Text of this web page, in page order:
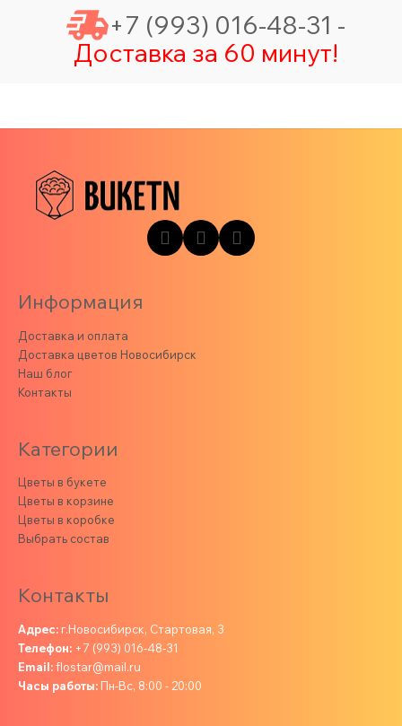
+7 (993) 016-48-31 -
Доставка за 60 минут!
Информация
Доставка и оплата
Доставка цветов Новосибирск
Наш блог
Контакты
Категории
Цветы в букете
Цветы в корзине
Цветы в коробке
Выбрать состав
Контакты
Адрес: г.Новосибирск, Стартовая, 3
Телефон: +7 (993) 016-48-31
Email:flostar@mail.ru
Часы работы: Пн-Вс, 8:00 - 20:00